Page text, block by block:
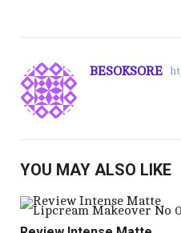
BESOKSORE
YOU MAY ALSO LIKE